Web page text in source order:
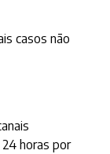
casos não
horas por